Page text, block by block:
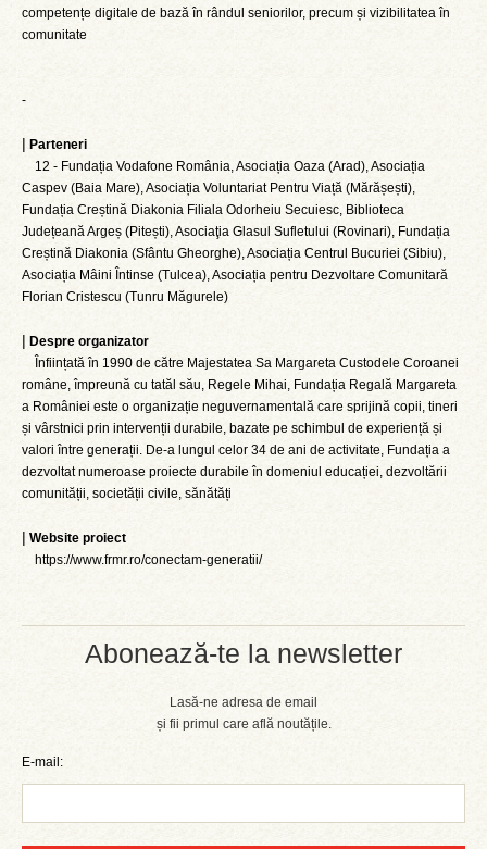
Abonează-te la newsletter
Lasă-ne adresa de email
și fii primul care află noutățile.
E-mail:
competențe digitale de bază în rândul seniorilor, precum și vizibilitatea în
comunitate
-
| Parteneri
12 - Fundația Vodafone România, Asociația Oaza (Arad), Asociația
Caspev (Baia Mare), Asociația Voluntariat Pentru Viață (Mărășești),
Fundația Creștină Diakonia Filiala Odorheiu Secuiesc, Biblioteca
Județeană Argeș (Pitești), Asociaţia Glasul Sufletului (Rovinari), Fundația
Creștină Diakonia (Sfântu Gheorghe), Asociația Centrul Bucuriei (Sibiu),
Asociația Mâini Întinse (Tulcea), Asociația pentru Dezvoltare Comunitară
Florian Cristescu (Tunru Măgurele)
| Despre organizator
Înființată în 1990 de către Majestatea Sa Margareta Custodele Coroanei
române, împreună cu tatăl său, Regele Mihai, Fundația Regală Margareta
a României este o organizație neguvernamentală care sprijină copii, tineri
și vârstnici prin intervenții durabile, bazate pe schimbul de experiență și
valori între generații. De-a lungul celor 34 de ani de activitate, Fundația a
dezvoltat numeroase proiecte durabile în domeniul educației, dezvoltării
comunității, societății civile, sănătăți
| Website proiect
https://www.frmr.ro/conectam-generatii/